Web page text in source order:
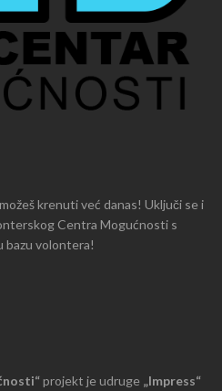
krenuti već danas! Uključi se i
Centra Mogućnosti s
bazu volontera!
projekt je udruge „Impress“